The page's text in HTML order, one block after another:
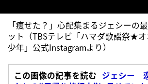
「痩せた？」心配集まるジェシーの
ット（TBSテレビ「ハマダ歌謡祭★オ
少年」公式Instagramより）
この画像の記事を読む ジェシー